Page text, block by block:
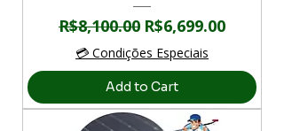
Regular Price
R$8,100.00 Sale Price
R$6,699.00
💳 Condições Especiais
Add to Cart